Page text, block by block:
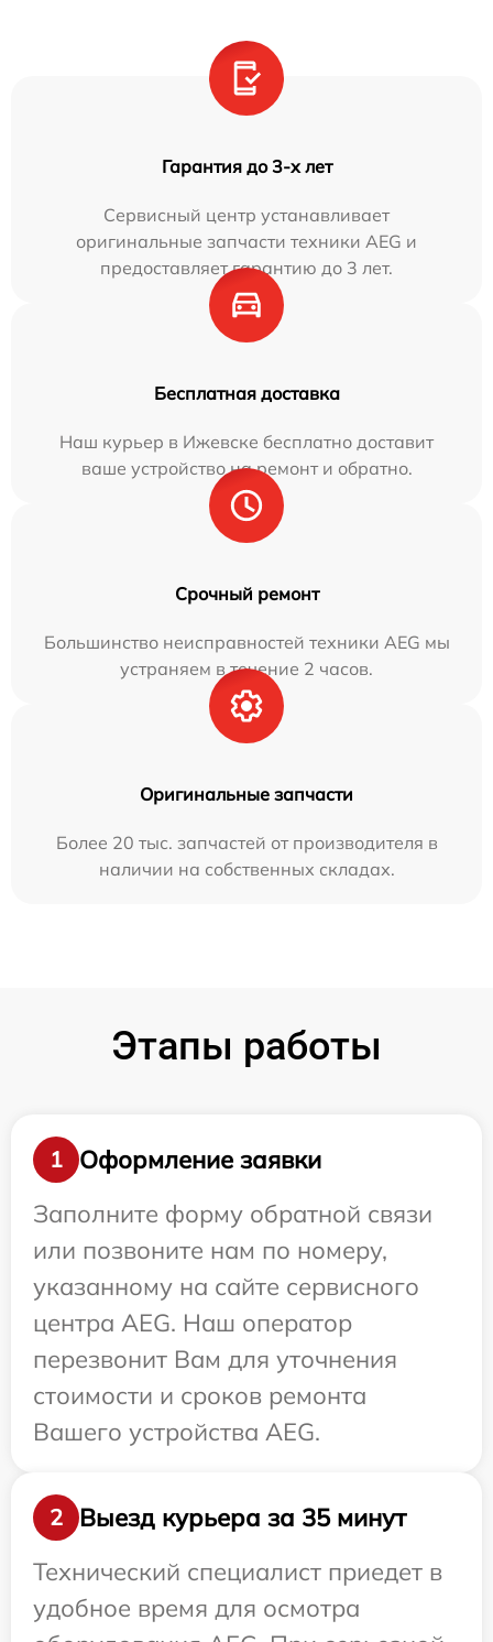
Гарантия до 3-х лет
Сервисный центр устанавливает
оригинальные запчасти техники AEG и
предоставляет гарантию до 3 лет.
Бесплатная доставка
Наш курьер в Ижевске бесплатно доставит
ваше устройство на ремонт и обратно.
Срочный ремонт
Большинство неисправностей техники AEG мы
устраняем в течение 2 часов.
Оригинальные запчасти
Более 20 тыс. запчастей от производителя в
наличии на собственных складах.
Этапы работы
1
Оформление заявки
Заполните форму обратной связи
или позвоните нам по номеру,
указанному на сайте сервисного
центра AEG. Наш оператор
перезвонит Вам для уточнения
стоимости и сроков ремонта
Вашего устройства AEG.
2
Выезд курьера за 35 минут
Технический специалист приедет в
удобное время для осмотра